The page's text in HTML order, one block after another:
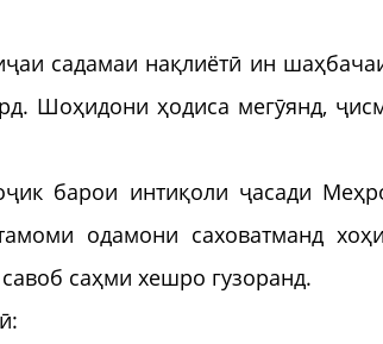
садамаи нақлиётӣ ин
Шоҳидони ҳодиса мегӯянд,
барои интиқоли ҷасади
одамони саховатманд
саҳми хешро гузоранд.